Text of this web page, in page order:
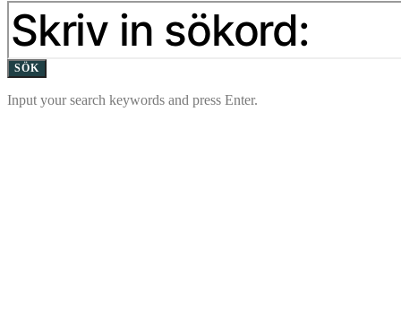
SÖK
Input your search keywords and press Enter.